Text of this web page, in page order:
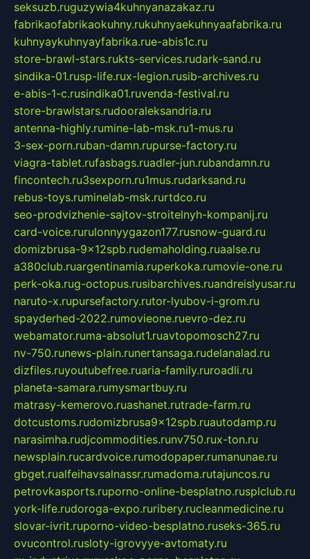
seksuzb.ruguzywia4kuhnyanazakaz.ru
fabrikaofabrikaokuhny.rukuhnyaekuhnyaafabrika.ru
kuhnyaykuhnyayfabrika.rue-abis1c.ru
store-brawl-stars.rukts-services.rudark-sand.ru
sindika-01.rusp-life.rux-legion.rusib-archives.ru
e-abis-1-c.rusindika01.ruvenda-festival.ru
store-brawlstars.rudooraleksandria.ru
antenna-highly.rumine-lab-msk.ru1-mus.ru
3-sex-porn.ruban-damn.rupurse-factory.ru
viagra-tablet.rufasbags.ruadler-jun.rubandamn.ru
fincontech.ru3sexporn.ru1mus.rudarksand.ru
rebus-toys.ruminelab-msk.rurtdco.ru
seo-prodvizhenie-sajtov-stroitelnyh-kompanij.ru
card-voice.rurulonnyygazon177.rusnow-guard.ru
domizbrusa-9x12spb.rudemaholding.ruaalse.ru
a380club.ruargentinamia.ruperkoka.rumovie-one.ru
perk-oka.rug-octopus.rusibarchives.ruandreislyusar.ru
naruto-x.rupursefactory.rutor-lyubov-i-grom.ru
spayderhed-2022.rumovieone.ruevro-dez.ru
webamator.ruma-absolut1.ruavtopomosch27.ru
nv-750.runews-plain.runertansaga.rudelanalad.ru
dizfiles.ruyoutubefree.ruaria-family.ruroadli.ru
planeta-samara.rumysmartbuy.ru
matrasy-kemerovo.ruashanet.rutrade-farm.ru
dotcustoms.rudomizbrusa9x12spb.ruautodamp.ru
narasimha.rudjcommodities.runv750.rux-ton.ru
newsplain.rucardvoice.rumodopaper.rumanunae.ru
gbget.rualfeihavsalnassr.rumadoma.rutajuncos.ru
petrovkasports.ruporno-online-besplatno.rusplclub.ru
york-life.rudoroga-expo.ruribery.rucleanmedicine.ru
slovar-ivrit.ruporno-video-besplatno.ruseks-365.ru
ovucontrol.rusloty-igrovyye-avtomaty.ru